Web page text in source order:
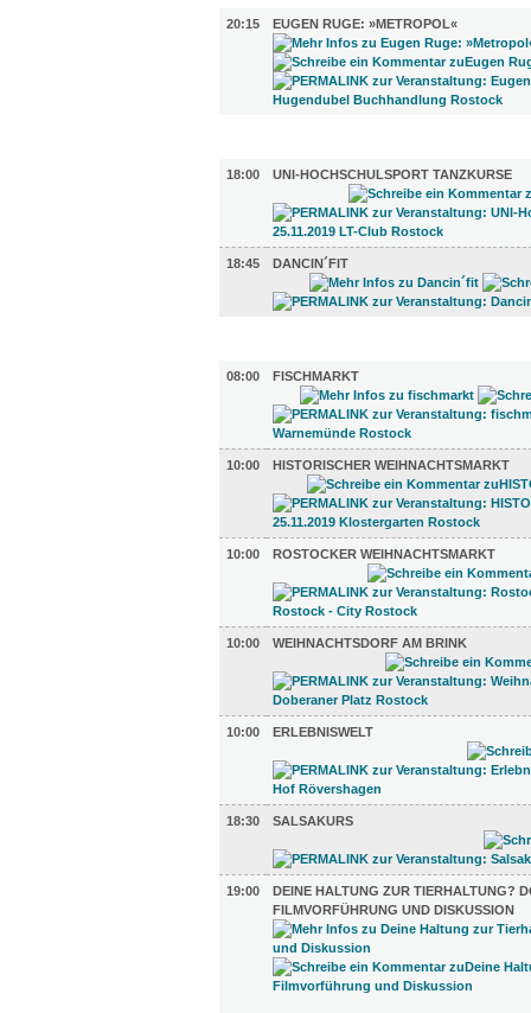
20:15
EUGEN RUGE: »METROPOL«
18:00
UNI-HOCHSCHULSPORT TANZKURSE
18:45 DANCIN´FIT
08:00
FISCHMARKT
10:00 HISTORISCHER WEIHNACHTSMARKT
10:00 ROSTOCKER WEIHNACHTSMARKT
10:00 WEIHNACHTSDORF AM BRINK
10:00 ERLEBNISWELT
18:30 SALSAKURS
19:00
DEINE HALTUNG ZUR TIERHALTUNG?
FILMVORFÜHRUNG UND DISKUSSION